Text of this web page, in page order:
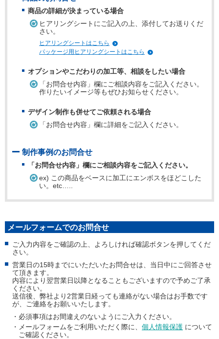
商品の詳細が決まっている場合
ヒアリングシートにご記入の上、添付してお送りくだ
さい。
ヒアリングシートはこちら
パッケージ用ヒアリングシートはこちら
オプションやこだわりの加工等、相談をしたい場合
「お問合せ内容」欄にご相談内容をご記入ください。
作りたいイメージ等もぜひお知らせください。
デザイン制作も併せてご依頼される場合
「お問合せ内容」欄に詳細をご記入ください。
制作事例のお問合せ
「お問合せ内容」欄にご相談内容をご記入ください。
ex) この商品をベースに加工にエンボスをほどこした
い。etc…..
メールフォームでのお問合せ
ご入力内容をご確認の上、よろしければ確認ボタンを押してくだ
さい。
営業日の15時までにいただいたお問合せは、当日中にご回答させ
て頂きます。
内容により翌営業日以降となることもございますので予めご了承
ください。
送信後、弊社より2営業日経っても連絡がない場合はお手数です
が、ご連絡をお願いいたします。
・必須事項はお間違えのないようにご入力ください。
・メールフォームをご利用いただく際に、 個人情報保護 について
ご確認ください。